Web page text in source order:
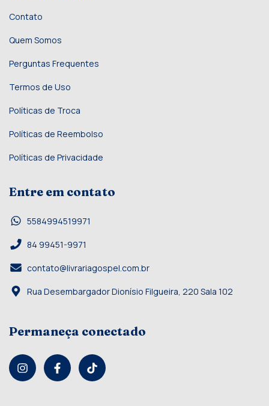
Contato
Quem Somos
Perguntas Frequentes
Termos de Uso
Políticas de Troca
Políticas de Reembolso
Políticas de Privacidade
Entre em contato
5584994519971
84 99451-9971
contato@livrariagospel.com.br
Rua Desembargador Dionísio Filgueira, 220 Sala 102
Permaneça conectado